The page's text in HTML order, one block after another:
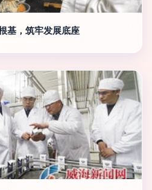
基，筑牢发展底座